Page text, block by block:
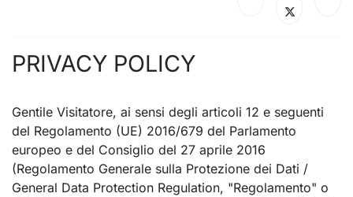
PRIVACY POLICY
Gentile Visitatore, ai sensi degli articoli 12 e seguenti
del Regolamento (UE) 2016/679 del Parlamento
europeo e del Consiglio del 27 aprile 2016
(Regolamento Generale sulla Protezione dei Dati /
General Data Protection Regulation, "Regolamento" o